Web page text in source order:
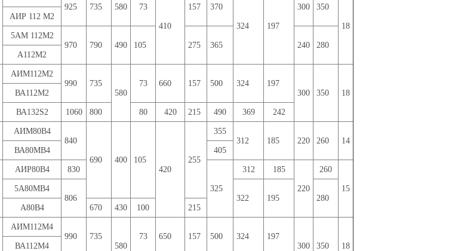
925
735 580 73
410
157 370
324 197
300 350
18
АИР 112 М2
5АМ 112М2
970
790 490 105 275 365 240
280
А112М2
АИМ112М2
990
735
580
73 660 157 500 324
197
300
350 18
ВА112М2
ВА132S2 1060 800 80 420 215 490 369 242
АИМ80В4
840
690 400
105
420
255
355
312
185 220 260
14
ВА80МВ4
405
АИР80В4 830
325
312 185
220
260
15
5А80МВ4
806
322 195
280
А80В4
670 430 100 215
АИМ112М4
990
735
580
73 650 157 500 324
197
300
350 18
ВА112М4